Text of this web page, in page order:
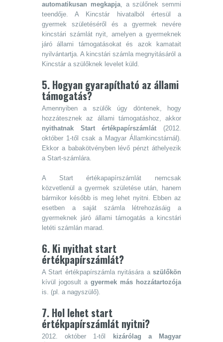
automatikusan megkapja, a szülőnek semmi
teendője. A Kincstár hivatalból értesül a
gyermek születéséről és a gyermek nevére
kincstári számlát nyit, amelyen a gyermeknek
járó állami támogatásokat és azok kamatait
nyilvántartja. A kincstári számla megnyitásáról a
Kincstár a szülőknek levelet küld.
5. Hogyan gyarapítható az állami
támogatás?
Amennyiben a szülők úgy döntenek, hogy
hozzátesznek az állami támogatáshoz, akkor
nyithatnak Start értékpapírszámlát (2012.
október 1-től csak a Magyar Államkincstárnál).
Ekkor a babakötvényben lévő pénzt áthelyezik
a Start-számlára.
A Start értékapapírszámlát nemcsak
közvetlenül a gyermek születése után, hanem
bármikor később is meg lehet nyitni. Ebben az
esetben a saját számla létrehozásáig a
gyermeknek járó állami támogatás a kincstári
letéti számlán marad.
6. Ki nyithat start
értékpapírszámlát?
A Start értékpapírszámla nyitására a szülőkön
kívül jogosult a gyermek más hozzátartozója
is. (pl. a nagyszülő).
7. Hol lehet start
értékpapírszámlát nyitni?
2012. október 1-től
kizárólag a Magyar